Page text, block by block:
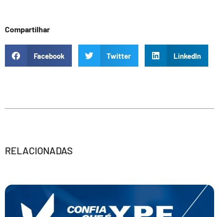
Compartilhar
Facebook Twitter LinkedIn
RELACIONADAS